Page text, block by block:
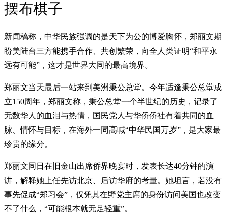
摆布棋子
新闻稿称，中华民族强调的是天下为公的博爱胸怀，郑丽文期
盼美陆台三方能携手合作、共创繁荣，向全人类证明“和平永
远有可能”，这才是世界大同的最高境界。
郑丽文当天最后一站来到美洲秉公总堂。今年适逢秉公总堂成
立150周年，郑丽文称，秉公总堂一个半世纪的历史，记录了
无数华人的血泪与热情，国民党人与华侨侨社有着共同的血
脉、情怀与目标，在海外一同高喊“中华民国万岁”，是大家最
珍贵的缘分。
郑丽文同日在旧金山出席侨界晚宴时，发表长达40分钟的演
讲，解释她上任先访北京、后访华府的考量。她坦言，若没有
事先促成“郑习会”，仅凭其在野党主席的身份访问美国也改变
不了什么，“可能根本就无足轻重”。